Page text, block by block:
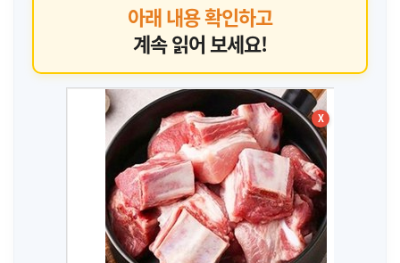
아래 내용 확인하고
계속 읽어 보세요!
X